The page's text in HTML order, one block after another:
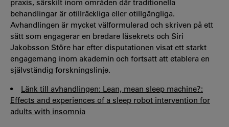
praxis, särskilt inom områden där traditionella
behandlingar är otillräckliga eller otillgängliga.
Avhandlingen är mycket välformulerad och skriven på ett
sätt som engagerar en bredare läsekrets och Siri
Jakobsson Störe har efter disputationen visat ett starkt
engagemang inom akademin och fortsatt att etablera en
självständig forskningslinje.
• Länk till avhandlingen: Lean, mean sleep machine?:
Effects and experiences of a sleep robot intervention for
adults with insomnia